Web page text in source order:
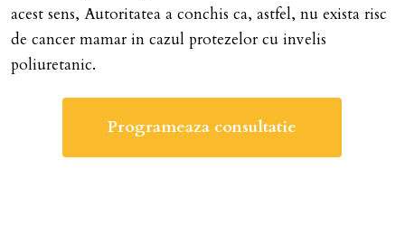
acest sens, Autoritatea a conchis ca, astfel, nu exista risc
de cancer mamar in cazul protezelor cu invelis
poliuretanic.
Programeaza consultatie